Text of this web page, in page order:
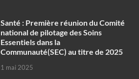
Santé : Première réunion du Comité
national de pilotage des Soins
Essentiels dans la
Communauté(SEC) au titre de 2025
1 mai 2025